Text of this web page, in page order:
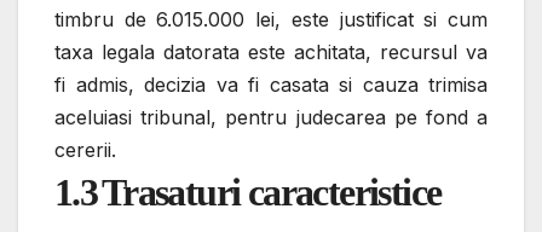
timbru de 6.015.000 lei, este justificat si cum
taxa legala datorata este achitata, recursul va
fi admis, decizia va fi casata si cauza trimisa
aceluiasi tribunal, pentru judecarea pe fond a
cererii.
1.3Trasaturi caracteristice